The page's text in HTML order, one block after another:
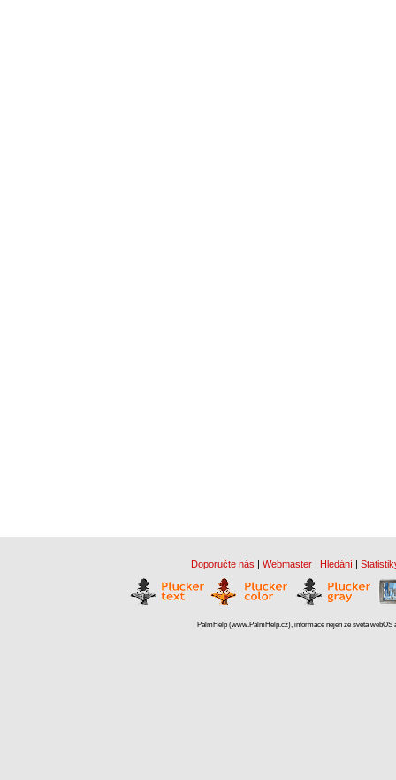
Doporučte nás | Webmaster | Hledání |
PalmHelp (www.PalmHelp.cz), informace nejen ze světa